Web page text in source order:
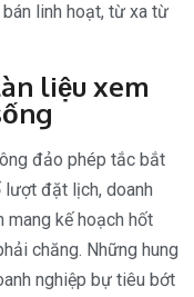
linh hoạt, từ xa từ
liệu xem
đảo phép tắc bắt
đặt lịch, doanh
mang kế hoạch hốt
chăng. Những hung
nghiệp bự tiêu bớt